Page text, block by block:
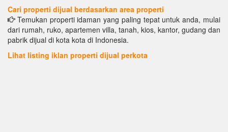
Cari properti dijual berdasarkan area properti
Temukan properti idaman yang paling tepat untuk anda, mulai
dari rumah, ruko, apartemen villa, tanah, kios, kantor, gudang dan
pabrik dijual di kota kota di Indonesia.
Lihat listing iklan properti dijual perkota